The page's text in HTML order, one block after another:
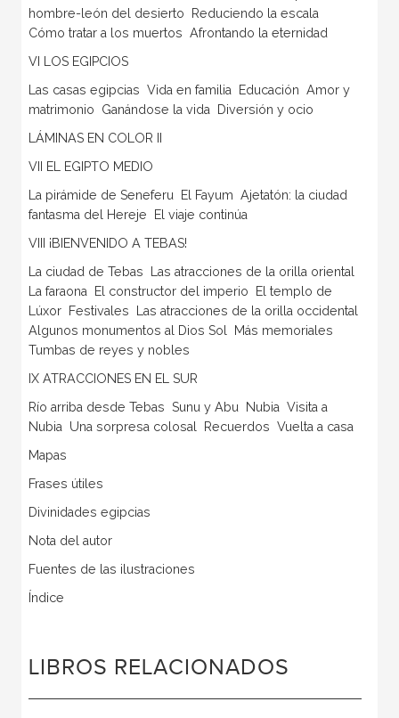
hombre-león del desierto  Reduciendo la escala 
Cómo tratar a los muertos  Afrontando la eternidad
VI LOS EGIPCIOS
Las casas egipcias  Vida en familia  Educación  Amor y
matrimonio  Ganándose la vida  Diversión y ocio
LÁMINAS EN COLOR II
VII EL EGIPTO MEDIO
La pirámide de Seneferu  El Fayum  Ajetatón: la ciudad
fantasma del Hereje  El viaje continúa
VIII ¡BIENVENIDO A TEBAS!
La ciudad de Tebas  Las atracciones de la orilla oriental 
La faraona  El constructor del imperio  El templo de
Lúxor  Festivales  Las atracciones de la orilla occidental 
Algunos monumentos al Dios Sol  Más memoriales 
Tumbas de reyes y nobles
IX ATRACCIONES EN EL SUR
Río arriba desde Tebas  Sunu y Abu  Nubia  Visita a
Nubia  Una sorpresa colosal  Recuerdos  Vuelta a casa
Mapas
Frases útiles
Divinidades egipcias
Nota del autor
Fuentes de las ilustraciones
Índice
LIBROS RELACIONADOS